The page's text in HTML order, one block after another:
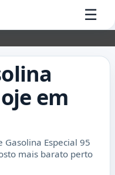
☰
em
Especial 95
mais barato perto